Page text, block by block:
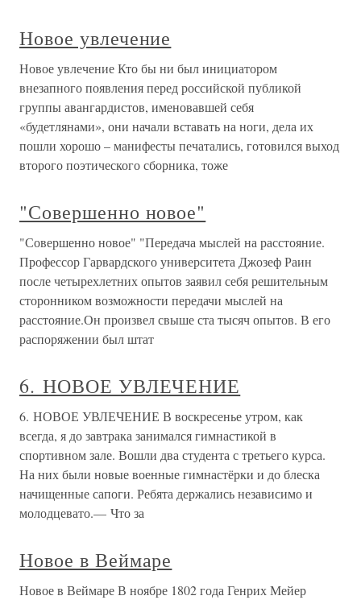
Новое увлечение
Новое увлечение Кто бы ни был инициатором
внезапного появления перед российской публикой
группы авангардистов, именовавшей себя
«будетлянами», они начали вставать на ноги, дела их
пошли хорошо – манифесты печатались, готовился выход
второго поэтического сборника, тоже
"Совершенно новое"
"Совершенно новое" "Передача мыслей на расстояние.
Профессор Гарвардского университета Джозеф Раин
после четырехлетних опытов заявил себя решительным
сторонником возможности передачи мыслей на
расстояние.Он произвел свыше ста тысяч опытов. В его
распоряжении был штат
6. НОВОЕ УВЛЕЧЕНИЕ
6. НОВОЕ УВЛЕЧЕНИЕ В воскресенье утром, как
всегда, я до завтрака занимался гимнастикой в
спортивном зале. Вошли два студента с третьего курса.
На них были новые военные гимнастёрки и до блеска
начищенные сапоги. Ребята держались независимо и
молодцевато.— Что за
Новое в Веймаре
Новое в Веймаре В ноябре 1802 года Генрих Мейер